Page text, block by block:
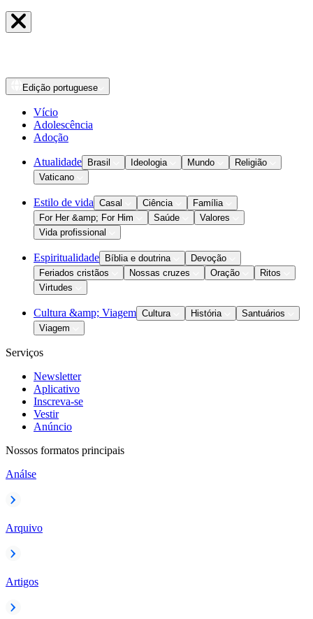
Edição portuguese
Vício
Adolescência
Adoção
Atualidade Brasil Ideologia Mundo
Religião
Vaticano
Estilo de vida Casal Ciência
Família
For Her &amp; For Him
Saúde
Valores
Vida profissional
Espiritualidade Bíblia e doutrina
Devoção
Feriados cristãos
Nossas cruzes Oração
Ritos
Virtudes
Cultura &amp; Viagem Cultura História
Santuários
Viagem
Serviços
Newsletter
Aplicativo
Inscreva-se
Vestir
Anúncio
Nossos formatos principais
Análse
Arquivo
Artigos